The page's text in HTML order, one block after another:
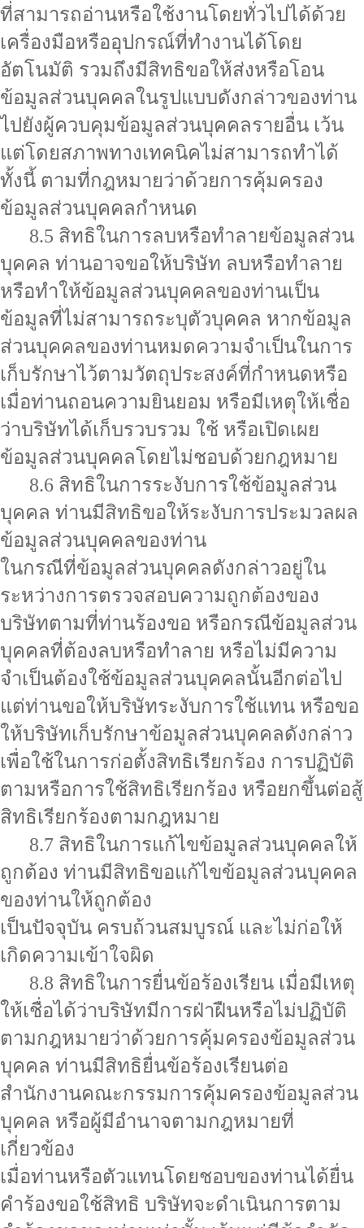
ที่สามารถอ่านหรือใช้งานโดยทั่วไปได้ด้วย
เครื่องมือหรืออุปกรณ์ที่ทำงานได้โดย
อัตโนมัติ รวมถึงมีสิทธิขอให้ส่งหรือโอน
ข้อมูลส่วนบุคคลในรูปแบบดังกล่าวของท่าน
ไปยังผู้ควบคุมข้อมูลส่วนบุคคลรายอื่น เว้น
แต่โดยสภาพทางเทคนิคไม่สามารถทำได้
ทั้งนี้ ตามที่กฎหมายว่าด้วยการคุ้มครอง
ข้อมูลส่วนบุคคลกำหนด
8.5 สิทธิในการลบหรือทำลายข้อมูลส่วน
บุคคล ท่านอาจขอให้บริษัท ลบหรือทำลาย
หรือทำให้ข้อมูลส่วนบุคคลของท่านเป็น
ข้อมูลที่ไม่สามารถระบุตัวบุคคล หากข้อมูล
ส่วนบุคคลของท่านหมดความจำเป็นในการ
เก็บรักษาไว้ตามวัตถุประสงค์ที่กำหนดหรือ
เมื่อท่านถอนความยินยอม หรือมีเหตุให้เชื่อ
ว่าบริษัทได้เก็บรวบรวม ใช้ หรือเปิดเผย
ข้อมูลส่วนบุคคลโดยไม่ชอบด้วยกฎหมาย
8.6 สิทธิในการระงับการใช้ข้อมูลส่วน
บุคคล ท่านมีสิทธิขอให้ระงับการประมวลผล
ข้อมูลส่วนบุคคลของท่าน
ในกรณีที่ข้อมูลส่วนบุคคลดังกล่าวอยู่ใน
ระหว่างการตรวจสอบความถูกต้องของ
บริษัทตามที่ท่านร้องขอ หรือกรณีข้อมูลส่วน
บุคคลที่ต้องลบหรือทำลาย หรือไม่มีความ
จำเป็นต้องใช้ข้อมูลส่วนบุคคลนั้นอีกต่อไป
แต่ท่านขอให้บริษัทระงับการใช้แทน หรือขอ
ให้บริษัทเก็บรักษาข้อมูลส่วนบุคคลดังกล่าว
เพื่อใช้ในการก่อตั้งสิทธิเรียกร้อง การปฏิบัติ
ตามหรือการใช้สิทธิเรียกร้อง หรือยกขึ้นต่อสู้
สิทธิเรียกร้องตามกฎหมาย
8.7 สิทธิในการแก้ไขข้อมูลส่วนบุคคลให้
ถูกต้อง ท่านมีสิทธิขอแก้ไขข้อมูลส่วนบุคคล
ของท่านให้ถูกต้อง
เป็นปัจจุบัน ครบถ้วนสมบูรณ์ และไม่ก่อให้
เกิดความเข้าใจผิด
8.8 สิทธิในการยื่นข้อร้องเรียน เมื่อมีเหตุ
ให้เชื่อได้ว่าบริษัทมีการฝ่าฝืนหรือไม่ปฏิบัติ
ตามกฎหมายว่าด้วยการคุ้มครองข้อมูลส่วน
บุคคล ท่านมีสิทธิยื่นข้อร้องเรียนต่อ
สำนักงานคณะกรรมการคุ้มครองข้อมูลส่วน
บุคคล หรือผู้มีอำนาจตามกฎหมายที่
เกี่ยวข้อง
เมื่อท่านหรือตัวแทนโดยชอบของท่านได้ยื่น
คำร้องขอใช้สิทธิ บริษัทจะดำเนินการตาม